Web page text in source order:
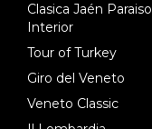
Clasica Jaén Paraiso
Interior
Tour of Turkey
Giro del Veneto
Veneto Classic